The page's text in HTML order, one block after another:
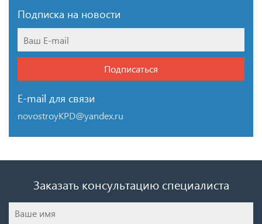
Подписка на новости
Подписаться
E-mail для связи
novostroyKPD@yandex.ru
Заказать консультацию специалиста